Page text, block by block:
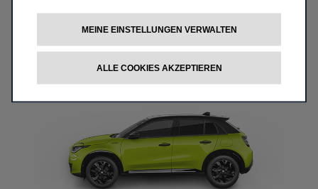
600 Sport HybridMEINE EINSTELLUNGEN VERWALTEN
ALLE COOKIES AKZEPTIEREN